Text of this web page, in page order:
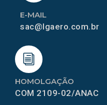
HOMOLGAÇÃO
COM 2109-02/ANAC
E-MAIL
sac@lgaero.com.br